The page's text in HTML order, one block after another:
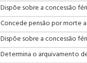
Dispõe sobre a concessão
Concede pensão por morte a
Dispõe sobre a concessão
Determina o arquivamento